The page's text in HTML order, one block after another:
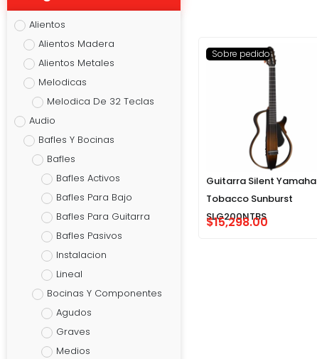
Alientos
Alientos Madera
Alientos Metales
Melodicas
Melodica De 32 Teclas
Audio
Bafles Y Bocinas
Bafles
Bafles Activos
Bafles Para Bajo
Bafles Para Guitarra
Bafles Pasivos
Instalacion
Lineal
Bocinas Y Componentes
Agudos
Graves
Medios
Sobre pedido
Guitarra Silent Yamaha
Tobacco Sunburst
SLG200NTBS
$15,298.00